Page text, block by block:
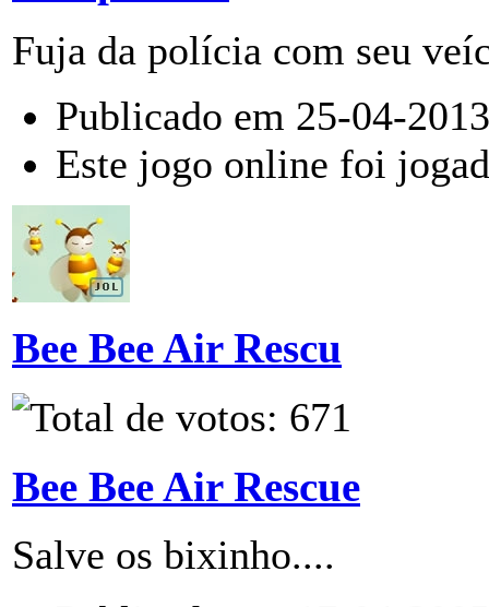
Fuja da polícia com seu
Publicado em 25-04-
Este jogo online foi
Bee Bee Air Rescu
Bee Bee Air Rescue
Salve os bixinho....